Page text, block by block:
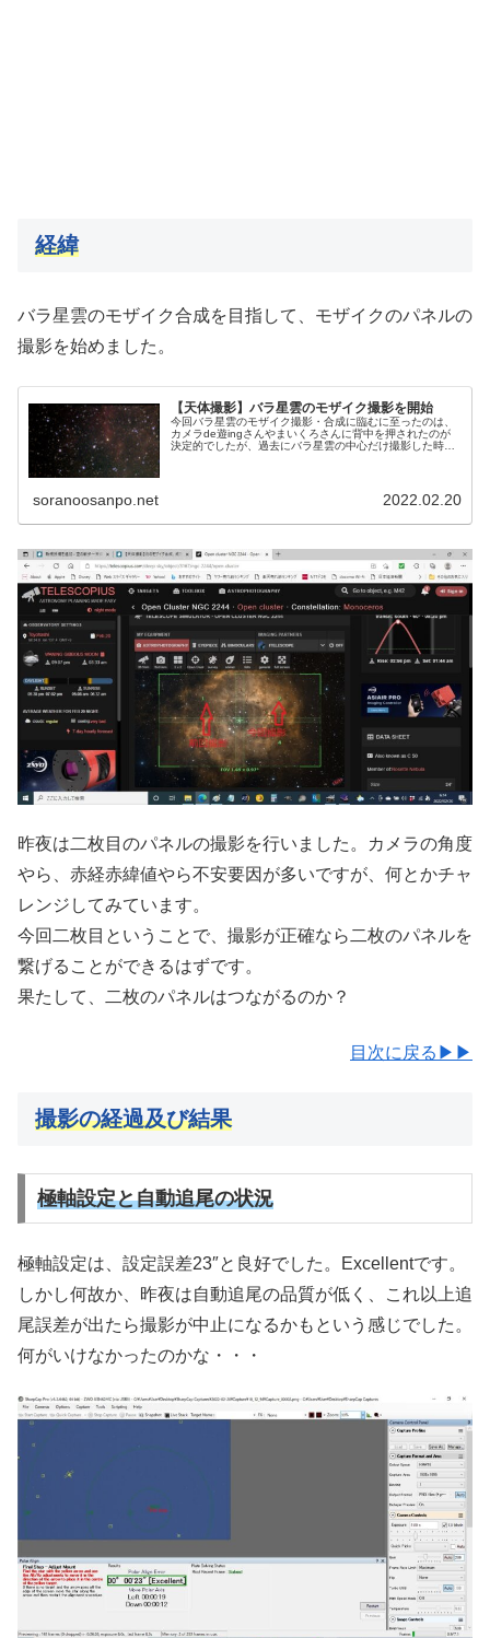
経緯
バラ星雲のモザイク合成を目指して、モザイクのパネルの
撮影を始めました。
【天体撮影】バラ星雲のモザイク撮影を開始
今回バラ星雲のモザイク撮影・合成に臨むに至ったのは、
カメラde遊ingさんやまいくろさんに背中を押されたのが
決定的でしたが、過去にバラ星雲の中心だけ撮影した時
soranoosanpo.net 2022.02.20
昨夜は二枚目のパネルの撮影を行いました。カメラの角度
やら、赤経赤緯値やら不安要因が多いですが、何とかチャ
レンジしてみています。
今回二枚目ということで、撮影が正確なら二枚のパネルを
繋げることができるはずです。
果たして、二枚のパネルはつながるのか？
目次に戻る▶▶
撮影の経過及び結果
極軸設定と自動追尾の状況
極軸設定は、設定誤差23″と良好でした。Excellentです。
しかし何故か、昨夜は自動追尾の品質が低く、これ以上追
尾誤差が出たら撮影が中止になるかもという感じでした。
何がいけなかったのかな・・・